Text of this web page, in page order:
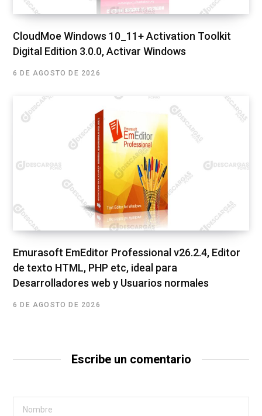
CloudMoe Windows 10_11+ Activation Toolkit
Digital Edition 3.0.0, Activar Windows
6 DE AGOSTO DE 2026
Emurasoft EmEditor Professional v26.2.4, Editor
de texto HTML, PHP etc, ideal para
Desarrolladores web y Usuarios normales
6 DE AGOSTO DE 2026
Escribe un comentario